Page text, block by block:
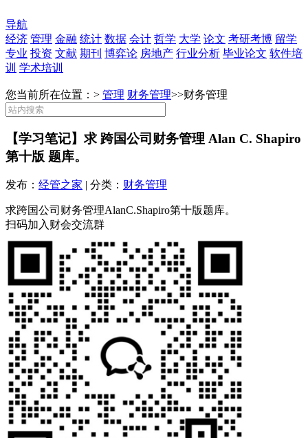
导航
经济 管理 金融 统计 数据 会计 哲学 大学 论文 考研考博 留学
专业 投资 文献 期刊 博弈论 房地产 行业分析 毕业论文 软件培
训 学术培训
您当前所在位置：> 管理 财务管理>>财务管理
【学习笔记】求 跨国公司财务管理 Alan C. Shapiro
第十版 题库。
发布： 经管之家 | 分类： 财务管理
求跨国公司财务管理AlanC.Shapiro第十版题库。
扫码加入财会交流群